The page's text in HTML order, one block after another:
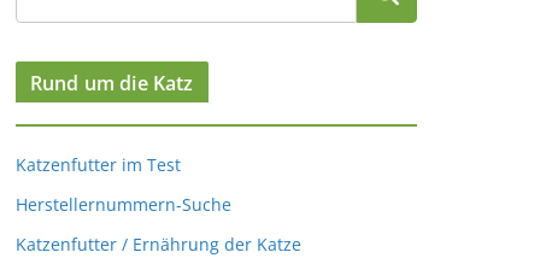
Rund um die Katz
Katzenfutter im Test
Herstellernummern-Suche
Katzenfutter / Ernährung der Katze